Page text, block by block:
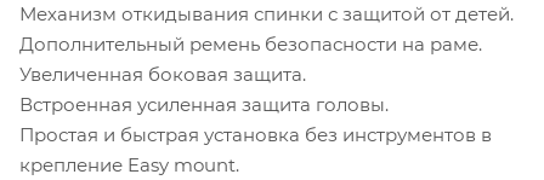
Механизм откидывания спинки с защитой от детей.
Дополнительный ремень безопасности на раме.
Увеличенная боковая защита.
Встроенная усиленная защита головы.
Простая и быстрая установка без инструментов в
крепление Easy mount.